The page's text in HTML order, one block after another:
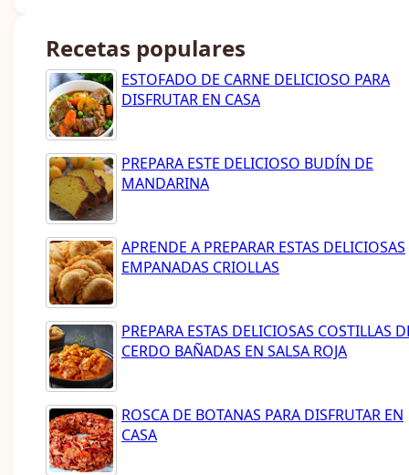
Recetas populares
ESTOFADO DE CARNE DELICIOSO PARA
DISFRUTAR EN CASA
PREPARA ESTE DELICIOSO BUDÍN DE
MANDARINA
APRENDE A PREPARAR ESTAS DELICIOSAS
EMPANADAS CRIOLLAS
PREPARA ESTAS DELICIOSAS COSTILLAS
CERDO BAÑADAS EN SALSA ROJA
ROSCA DE BOTANAS PARA DISFRUTAR EN
CASA